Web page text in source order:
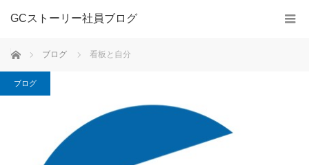
GCストーリー社員ブログ
ホーム ブログ 看板と自分
ブログ